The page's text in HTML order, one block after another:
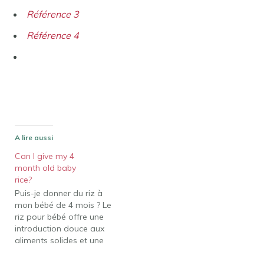
Référence 3
Référence 4
A lire aussi
Can I give my 4
month old baby
rice?
Puis-je donner du riz à
mon bébé de 4 mois ? Le
riz pour bébé offre une
introduction douce aux
aliments solides et une